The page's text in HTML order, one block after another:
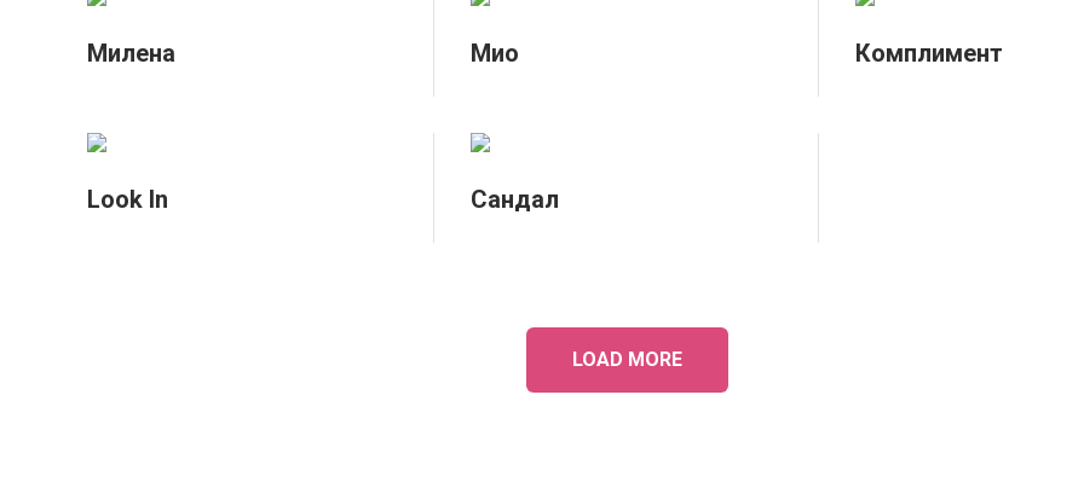
Милена Мио Комплимент
Look In Сандал
LOAD MORE